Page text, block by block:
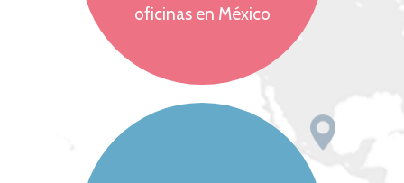
oficinas en México